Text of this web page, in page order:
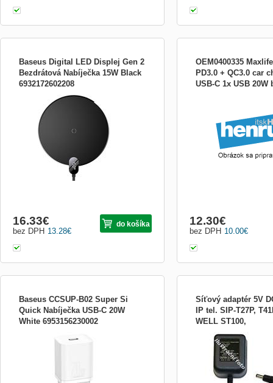
Baseus Digital LED Displej Gen 2
Bezdrátová Nabíječka 15W Black
6932172602208
Bezdrátová Nabíječka 15W Black Baseus
Digital LED Displej Gen 2 je bezdrátová
nabíječka s displejem a výkonem až 15W.
Zapomeňte na změť kabelů. Jednoduše
položte zařízení na bezdrátovou nabíječku
a nechte si dobít energ...
13.28€
bez DPH
16.33€ do košíka
OEM0400335
PD3.0 + QC3.0 car
USB-C 1x USB 20W
10.00€
bez DPH
12.30€
Baseus CCSUP-B02 Super Si
Quick Nabíječka USB-C 20W
White 6953156230002
designově velmi povedená nabíječka s
jedním USB-C výstupem a výkonem 20W
Síťový adaptér 5V
IP tel. SIP-T27P,
WELL ST100,
T27P, SIP-T41P, SIP-
ST100, 3170IB, 3190IB,
parametry: vstupní
výstupní napětí: 5 V
1200mA